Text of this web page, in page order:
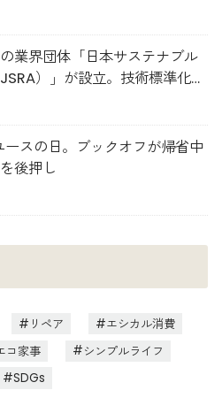
業界団体「日本サステナブル
）」が設立。技術標準化や
スの日。ブックオフが帰省中
後押し
リペア
エシカル消費
コ家事
シンプルライフ
SDGs